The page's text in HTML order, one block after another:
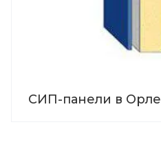
СИП-панели в Орле